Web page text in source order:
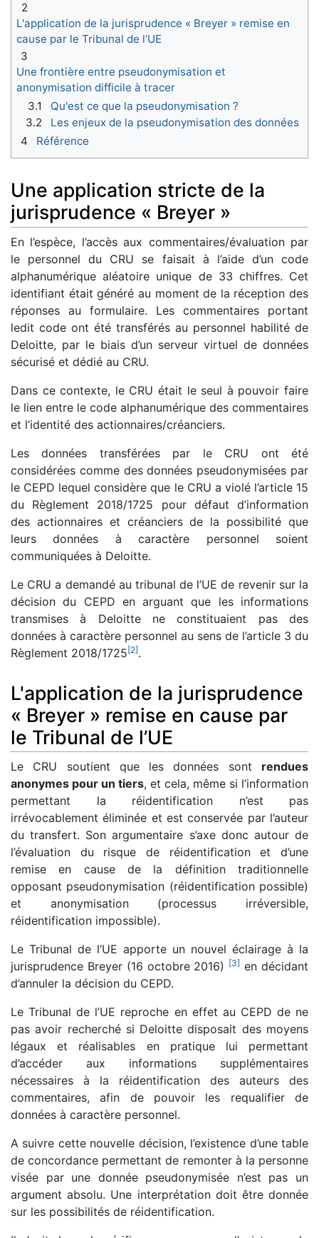
2
L'application de la jurisprudence « Breyer » remise en
cause par le Tribunal de l’UE
3
Une frontière entre pseudonymisation et
anonymisation difficile à tracer
3.1
Qu'est ce que la pseudonymisation ?
3.2
Les enjeux de la pseudonymisation des données
4
Référence
Une application stricte de la
jurisprudence « Breyer »
En l’espèce, l’accès aux commentaires/évaluation par
le personnel du CRU se faisait à l’aide d’un code
alphanumérique aléatoire unique de 33 chiffres. Cet
identifiant était généré au moment de la réception des
réponses au formulaire. Les commentaires portant
ledit code ont été transférés au personnel habilité de
Deloitte, par le biais d’un serveur virtuel de données
sécurisé et dédié au CRU.
Dans ce contexte, le CRU était le seul à pouvoir faire
le lien entre le code alphanumérique des commentaires
et l’identité des actionnaires/créanciers.
Les données transférées par le CRU ont été
considérées comme des données pseudonymisées par
le CEPD lequel considère que le CRU a violé l’article 15
du Règlement 2018/1725 pour défaut d’information
des actionnaires et créanciers de la possibilité que
leurs données à caractère personnel soient
communiquées à Deloitte.
Le CRU a demandé au tribunal de l’UE de revenir sur la
décision du CEPD en arguant que les informations
transmises à Deloitte ne constituaient pas des
données à caractère personnel au sens de l’article 3 du
Règlement 2018/1725[2].
L'application de la jurisprudence
« Breyer » remise en cause par
le Tribunal de l’UE
Le CRU soutient que les données sont rendues
anonymes pour un tiers, et cela, même si l’information
permettant la réidentification n’est pas
irrévocablement éliminée et est conservée par l’auteur
du transfert. Son argumentaire s’axe donc autour de
l’évaluation du risque de réidentification et d’une
remise en cause de la définition traditionnelle
opposant pseudonymisation (réidentification possible)
et anonymisation (processus irréversible,
réidentification impossible).
Le Tribunal de l’UE apporte un nouvel éclairage à la
jurisprudence Breyer (16 octobre 2016) [3] en décidant
d’annuler la décision du CEPD.
Le Tribunal de l’UE reproche en effet au CEPD de ne
pas avoir recherché si Deloitte disposait des moyens
légaux et réalisables en pratique lui permettant
d’accéder aux informations supplémentaires
nécessaires à la réidentification des auteurs des
commentaires, afin de pouvoir les requalifier de
données à caractère personnel.
A suivre cette nouvelle décision, l’existence d’une table
de concordance permettant de remonter à la personne
visée par une donnée pseudonymisée n’est pas un
argument absolu. Une interprétation doit être donnée
sur les possibilités de réidentification.